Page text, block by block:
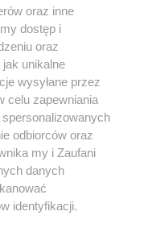
Praca Łódź
oraz inne
dostęp i
oraz
unikalne
wysyłane przez
celu zapewniania
odbiorców oraz
my i Zaufani
danych
identyfikacji.